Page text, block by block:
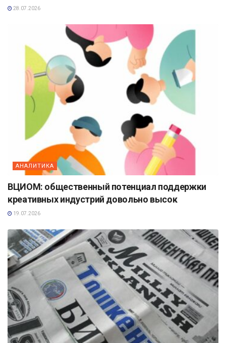
28.07.2026
АНАЛИТИКА
ВЦИОМ: общественный потенциал поддержки
креативных индустрий довольно высок
19.07.2026